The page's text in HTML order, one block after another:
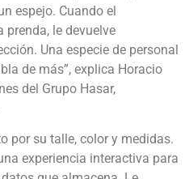
espejo. Cuando el
prenda, le devuelve
Una especie de personal
de más”, explica Horacio
del Grupo Hasar,
por su talle, color y medidas.
experiencia interactiva para